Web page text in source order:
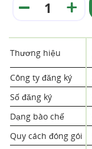
Thương hiệu
Công ty đăng ký
Số đăng ký
Dạng bào chế
Quy cách đóng gói